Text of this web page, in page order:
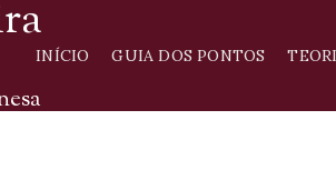
INÍCIO GUIA DOS PONTOS